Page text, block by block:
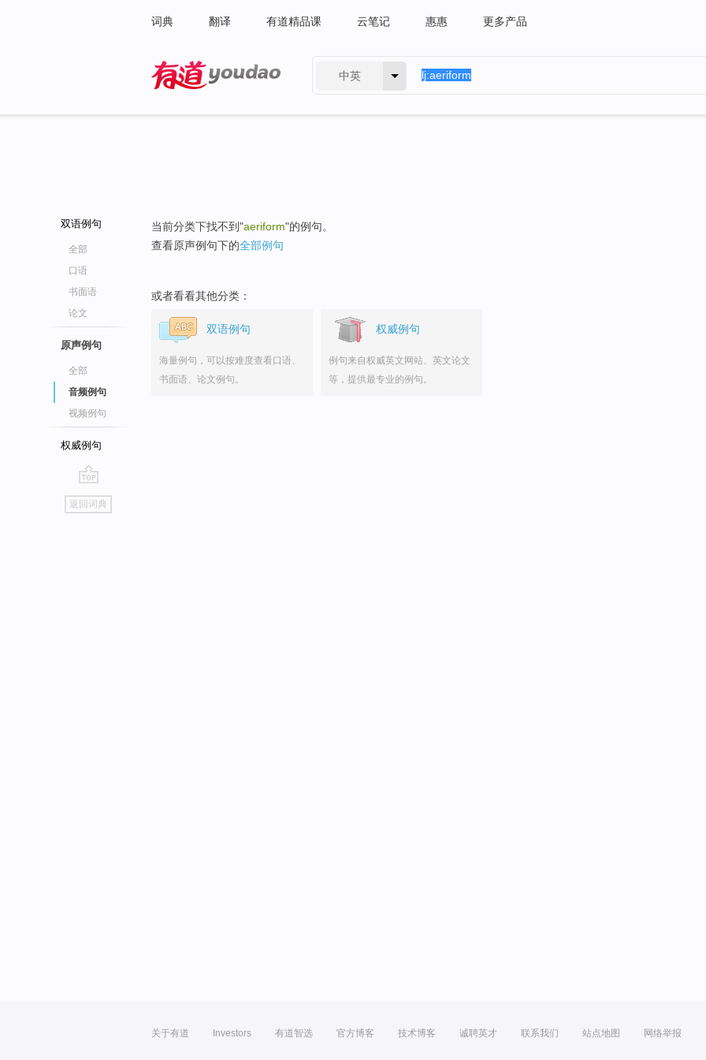
词典 翻译 有道精品课 云笔记 惠惠 更多产品
中英
双语例句
全部
口语
书面语
论文
原声例句
全部
音频例句
视频例句
权威例句
go
top
返回词典
当前分类下找不到"aeriform"的例句。
查看原声例句下的全部例句
或者看看其他分类：
双语例句
海量例句，可以按难度查看口语、
书面语、论文例句。
权威例句
例句来自权威英文网站、英文论文
等，提供最专业的例句。
关于有道 Investors 有道智选 官方博客 技术博客 诚聘英才 联系我们 站点地图 网络举报